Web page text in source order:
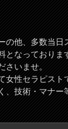
の他、多数当日
となっておりま
さいませ。
女性セラピスト
、技術・マナー